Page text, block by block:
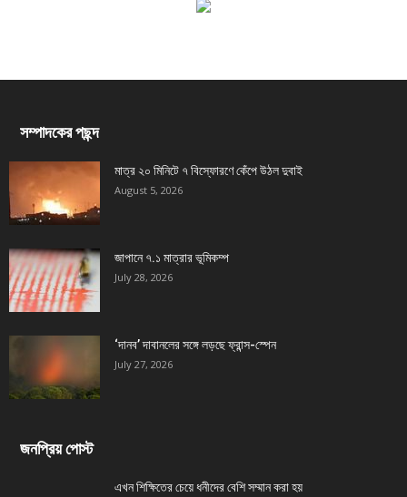
সম্পাদকের পছন্দ
মাত্র ২০ মিনিটে ৭ বিস্ফোরণে কেঁপে উঠল দুবাই
August 5, 2026
জাপানে ৭.১ মাত্রার ভূমিকম্প
July 28, 2026
‘দানব’ দাবানলের সঙ্গে লড়ছে ফ্রান্স-স্পেন
July 27, 2026
জনপ্রিয় পোস্ট
এখন শিক্ষিতের চেয়ে ধনীদের বেশি সম্মান করা হয়